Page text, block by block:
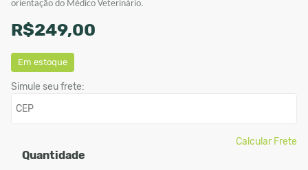
orientação do Médico Veterinário.
R$249,00
Em estoque
Simule seu frete:
Calcular Frete
Quantidade